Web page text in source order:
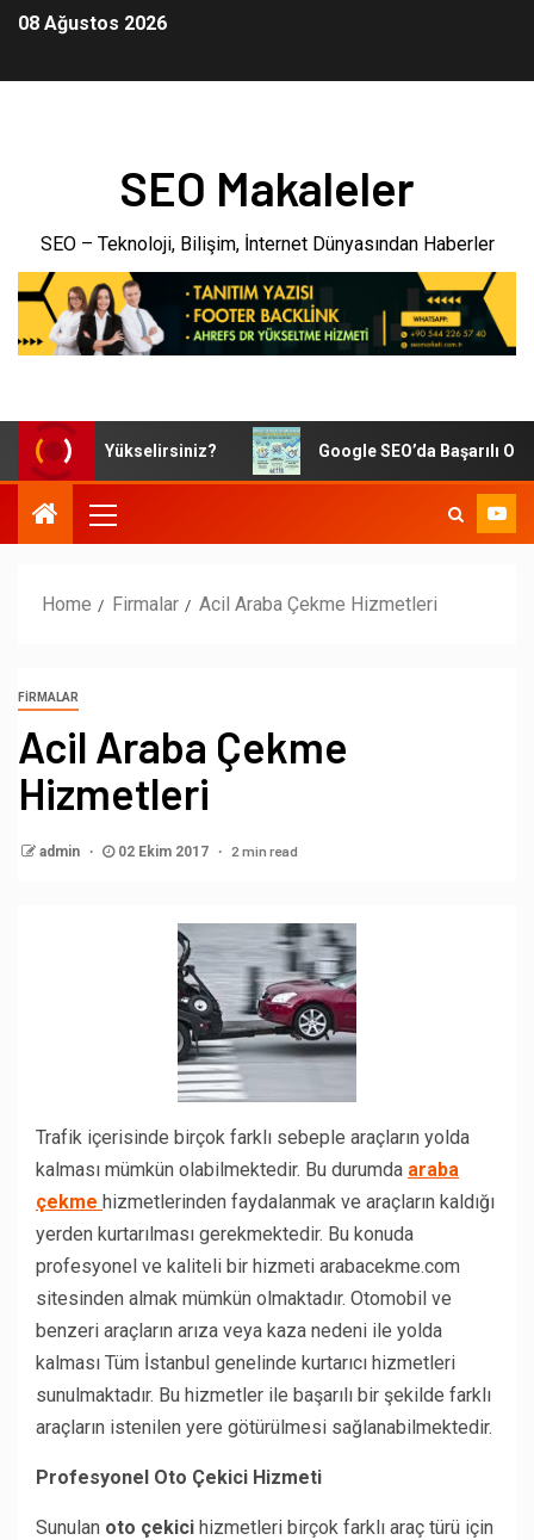
08 Ağustos 2026
SEO Makaleler
SEO – Teknoloji, Bilişim, İnternet Dünyasından Haberler
Nasıl Yükselirsiniz? Google SEO’da Başarılı Olan
Home Firmalar Acil Araba Çekme Hizmetleri
FIRMALAR
Acil Araba Çekme
Hizmetleri
admin 02 Ekim 2017 2 min read
Trafik içerisinde birçok farklı sebeple araçların yolda
kalması mümkün olabilmektedir. Bu durumda araba
çekme hizmetlerinden faydalanmak ve araçların kaldığı
yerden kurtarılması gerekmektedir. Bu konuda
profesyonel ve kaliteli bir hizmeti arabacekme.com
sitesinden almak mümkün olmaktadır. Otomobil ve
benzeri araçların arıza veya kaza nedeni ile yolda
kalması Tüm İstanbul genelinde kurtarıcı hizmetleri
sunulmaktadır. Bu hizmetler ile başarılı bir şekilde farklı
araçların istenilen yere götürülmesi sağlanabilmektedir.
Profesyonel Oto Çekici Hizmeti
Sunulan oto çekici hizmetleri birçok farklı araç türü için